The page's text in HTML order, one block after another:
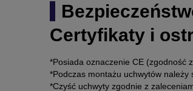
Certyfikaty i
*Posiada oznaczenie CE (zgodność
*Podczas montażu uchwytów
*Czyść uchwyty zgodnie z